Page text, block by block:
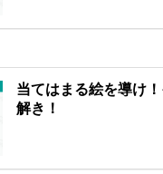
当てはまる絵を導け
解き！